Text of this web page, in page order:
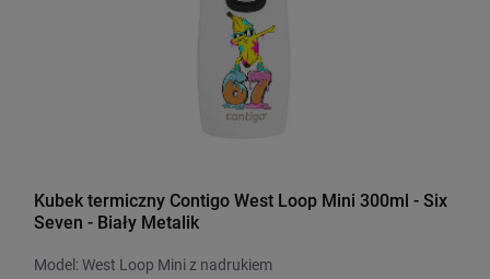
Kubek termiczny Contigo West Loop Mini 300ml - Six
Seven - Biały Metalik
Model: West Loop Mini z nadrukiem